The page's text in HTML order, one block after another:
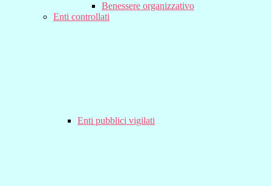
Benessere organizzativo
Enti controllati
Enti pubblici vigilati